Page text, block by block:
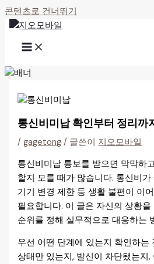
콘텐츠로 건너뛰기
통신비미납 확인부터 정리까
/gagetong / 글쓴이 지오모바일
통신비미납 통보를 받으면 막막하
할지 모를 때가 많습니다. 통신비가
기기 변경 제한 등 생활 불편이 이
필요합니다. 이 글은 자신의 상황
순위를 정해 실무적으로 대응하는
우선 어떤 단계에 있는지 확인하는
상태만 있는지, 발신이 차단됐는지,